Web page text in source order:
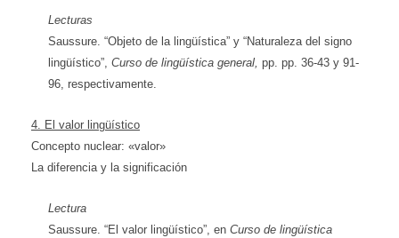
Lecturas
Saussure. “Objeto de la lingüística” y “Naturaleza del signo
lingüístico”, Curso de lingüística general, pp. pp. 36-43 y 91-
96, respectivamente.
4. El valor lingüístico
Concepto nuclear: «valor»
La diferencia y la significación
Lectura
Saussure. “El valor lingüístico”, en Curso de lingüística